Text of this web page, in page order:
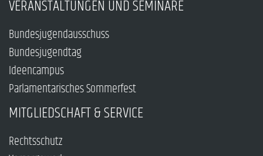
VERANSTALTUNGEN UND SEMINARE
Bundesjugendausschuss
Bundesjugendtag
Ideencampus
Parlamentarisches Sommerfest
MITGLIEDSCHAFT & SERVICE
Rechtsschutz